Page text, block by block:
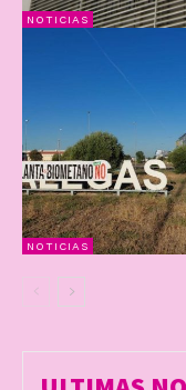
NOTICIAS
NOTICIAS